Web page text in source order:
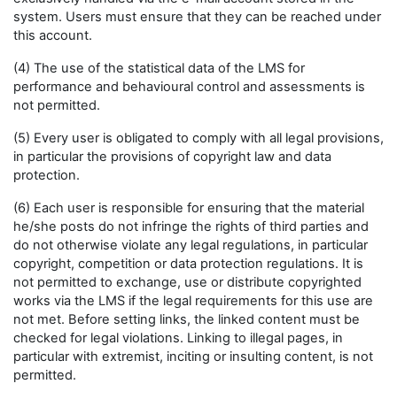
system. Users must ensure that they can be reached under
this account.
(4) The use of the statistical data of the LMS for
performance and behavioural control and assessments is
not permitted.
(5) Every user is obligated to comply with all legal provisions,
in particular the provisions of copyright law and data
protection.
(6) Each user is responsible for ensuring that the material
he/she posts do not infringe the rights of third parties and
do not otherwise violate any legal regulations, in particular
copyright, competition or data protection regulations. It is
not permitted to exchange, use or distribute copyrighted
works via the LMS if the legal requirements for this use are
not met. Before setting links, the linked content must be
checked for legal violations. Linking to illegal pages, in
particular with extremist, inciting or insulting content, is not
permitted.